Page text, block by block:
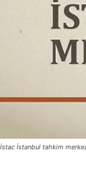
İstac İstanbul tahkim